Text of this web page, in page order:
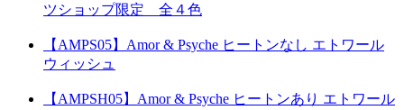
ツショップ限定 全４色
【AMPS05】Amor & Psyche ヒートンなし エトワール
ウィッシュ
【AMPSH05】Amor & Psyche ヒートンあり エトワール